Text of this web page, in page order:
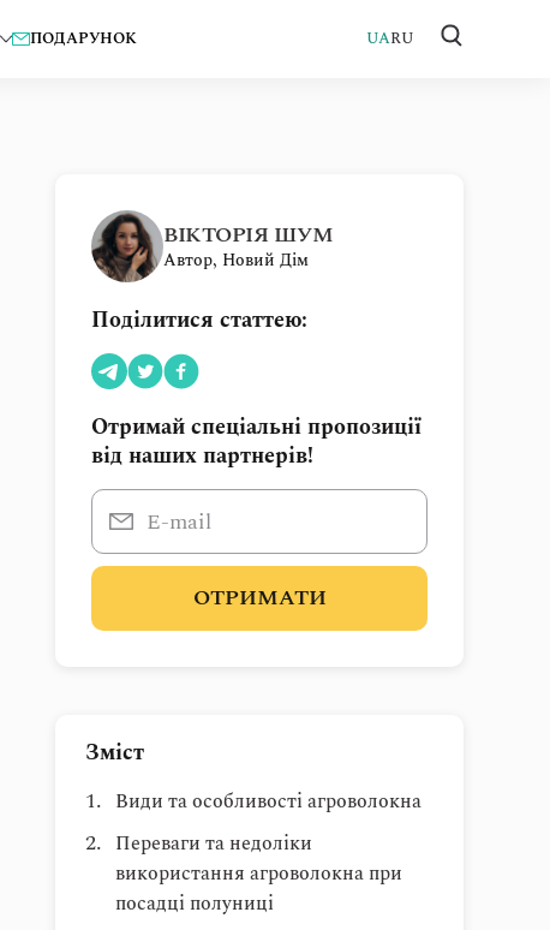
ПОДАРУНОК UARU
ВІКТОРІЯ ШУМ
Автор, Новий Дім
Поділитися статтею:
Отримай спеціальні пропозиції
від наших партнерів!
ОТРИМАТИ
Зміст
Види та особливості агроволокна
Переваги та недоліки
використання агроволокна при
посадці полуниці